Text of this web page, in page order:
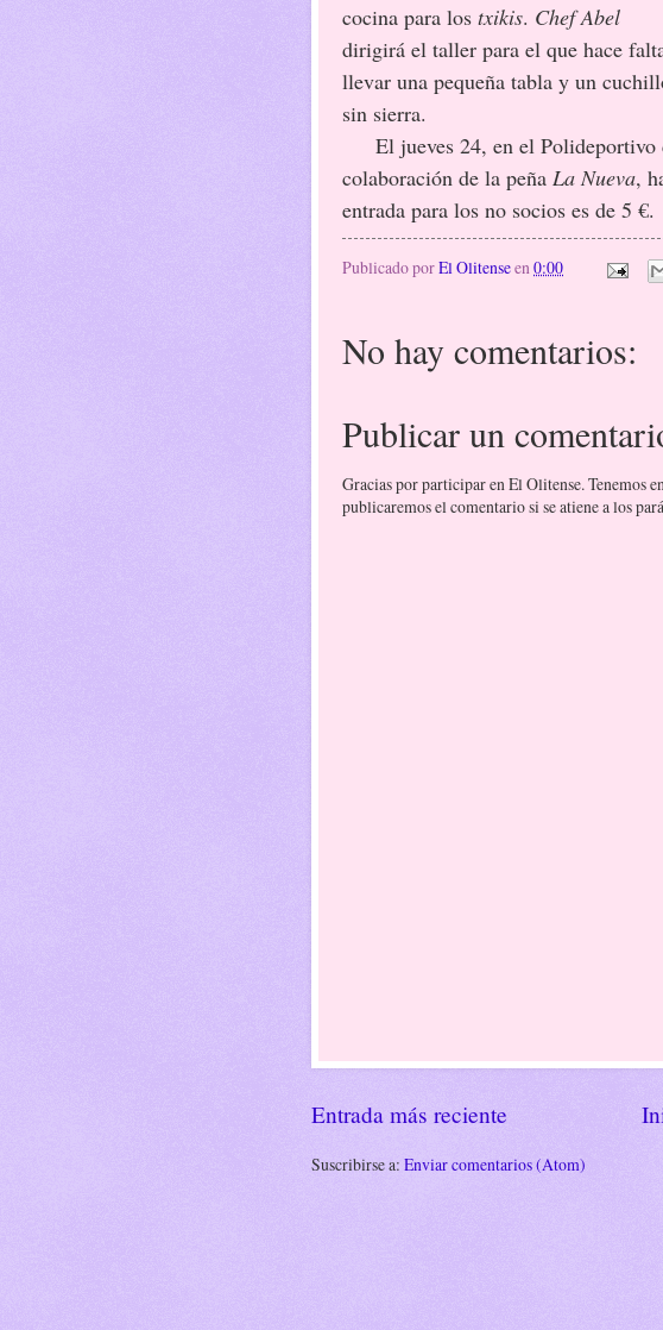
cocina para los txikis. Chef Abel
dirigirá el taller para el que hace
llevar una pequeña tabla y un
sin sierra.
El jueves 24, en el Polideportivo
colaboración de la peña La Nueva,
entrada para los no socios es de 5 €.
Publicado porEl Olitenseen0:00
No hay comentarios:
Publicar un
Gracias por participar en El Olitense. Tenemos
publicaremos el comentario si se atiene a los
Entrada más reciente
Suscribirse a: Enviar comentarios (Atom)